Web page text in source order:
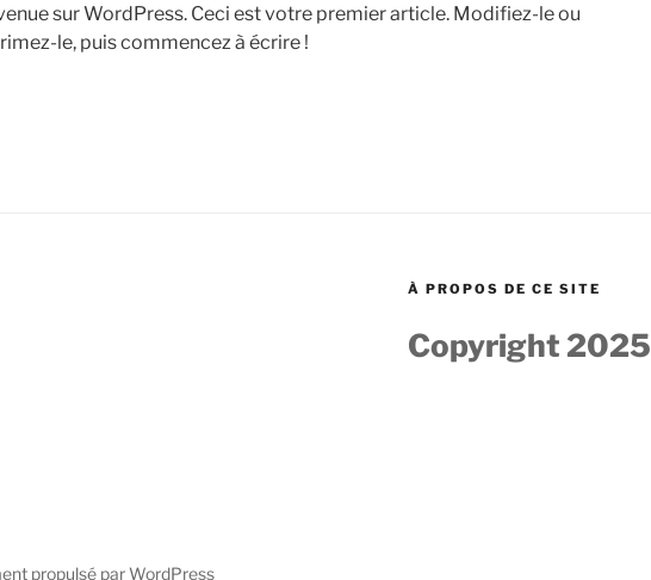
sur WordPress. Ceci est votre premier article. Modifiez-le ou
le, puis commencez à écrire !
À PROPOS DE CE SITE
Copyright 2025
propulsé par WordPress